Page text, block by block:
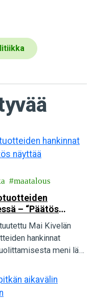
maatalous
– “Päätös
Mai Kivelän
hankinnat
meni läpi
askeleena